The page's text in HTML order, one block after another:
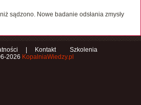
sądzono. Nowe badanie odsłania zmysły
Kontakt
Szkolenia
2026 KopalniaWiedzy.pl